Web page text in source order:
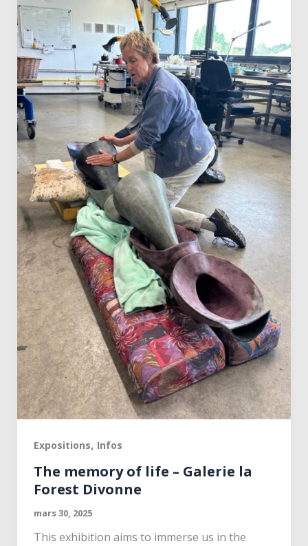
Expositions, Infos
The memory of life – Galerie la
Forest Divonne
mars 30, 2025
This exhibition aims to immerse us in the